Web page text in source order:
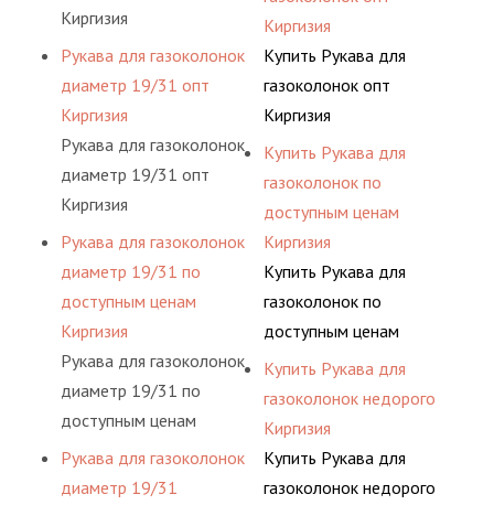
Киргизия
Рукава для газоколонок
диаметр 19/31 опт
Киргизия
Рукава для газоколонок
диаметр 19/31 опт
Киргизия
Рукава для газоколонок
диаметр 19/31 по
доступным ценам
Киргизия
Рукава для газоколонок
диаметр 19/31 по
доступным ценам
Киргизия
Рукава для газоколонок
диаметр 19/31
Киргизия
Купить Рукава для
газоколонок опт
Киргизия
Купить Рукава для
газоколонок по
доступным ценам
Киргизия
Купить Рукава для
газоколонок по
доступным ценам
Киргизия
Купить Рукава для
газоколонок недорого
Киргизия
Купить Рукава для
газоколонок недорого